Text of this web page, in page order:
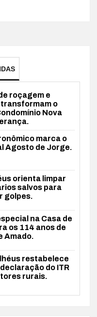
roçagem e
o
Nova
marca o
Agosto de Jorge.
orienta limpar
salvos para
golpes.
na Casa de
os 114 anos de
Amado.
restabelece
do ITR
rurais.